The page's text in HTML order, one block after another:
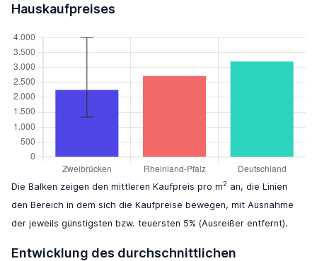
Hauskaufpreises
Die Balken zeigen den mittleren Kaufpreis pro m2 an, die Linien
den Bereich in dem sich die Kaufpreise bewegen, mit Ausnahme
der jeweils günstigsten bzw. teuersten 5% (Ausreißer entfernt).
Entwicklung des durchschnittlichen